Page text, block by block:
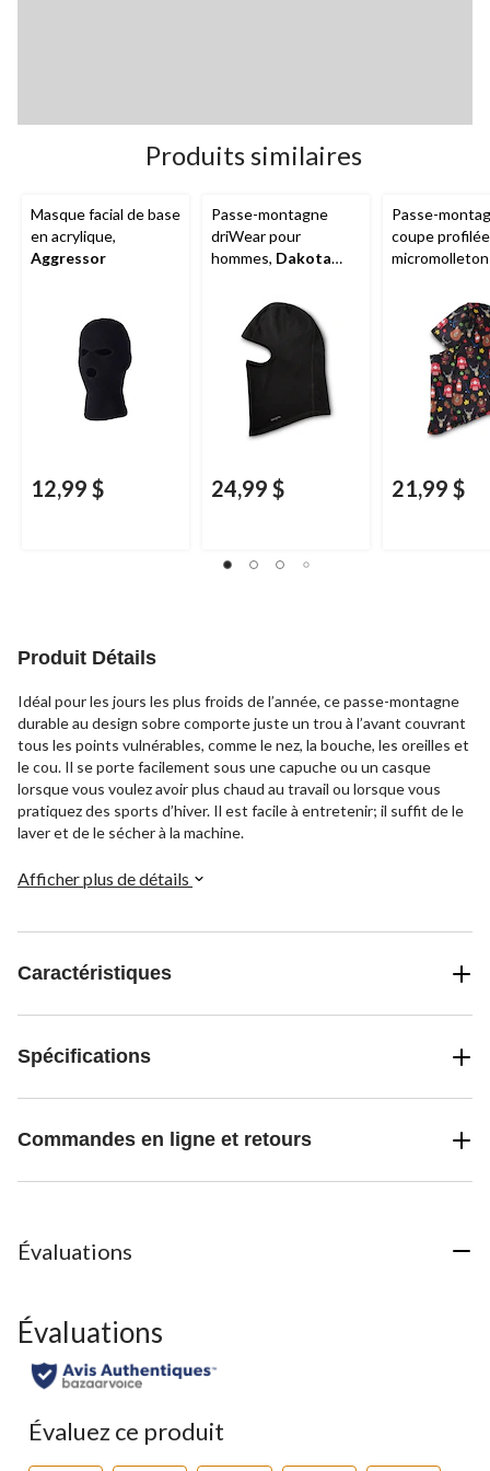
Produits similaires
Masque facial de base
en acrylique,
Aggressor
12,99 $
Passe-montagne
driWear pour
hommes, Dakota
24,99 $
Passe-
coupe
21,99 $
Produit Détails
Idéal pour les jours les plus froids de l’année, ce passe-montagne
durable au design sobre comporte juste un trou à l’avant couvrant
tous les points vulnérables, comme le nez, la bouche, les oreilles et
le cou. Il se porte facilement sous une capuche ou un casque
lorsque vous voulez avoir plus chaud au travail ou lorsque vous
pratiquez des sports d’hiver. Il est facile à entretenir; il suffit de le
laver et de le sécher à la machine.
Afficher plus de détails
Caractéristiques
Spécifications
Commandes en ligne et retours
Évaluations
Évaluations
Évaluez ce produit